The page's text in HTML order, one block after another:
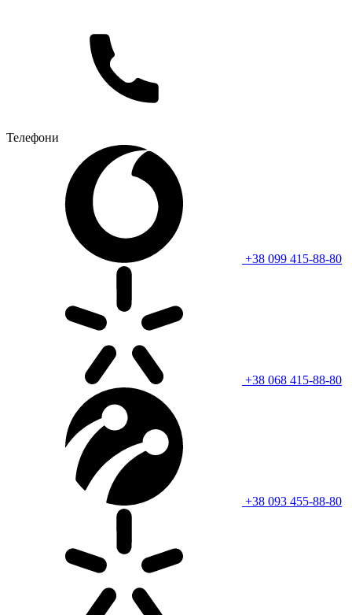
Телефони
+38 099 415-88-80
+38 068 415-88-80
+38 093 455-88-80